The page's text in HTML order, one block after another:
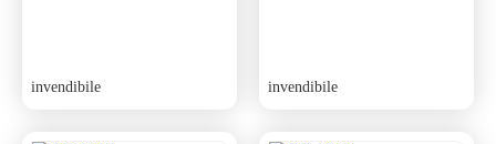
invendibile invendibile